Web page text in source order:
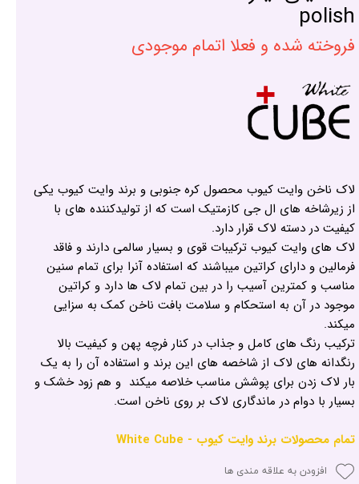
polish
فروخته شده و فعلا اتمام موجودی
لاک ناخن وایت کیوب محصول کره جنوبی و برند وایت کیوب یکی
از زیرشاخه های ال جی کازمتیک است که از تولیدکننده های با
کیفیت در دسته لاک قرار دارد.
لاک های وایت کیوب ترکیبات قوی و بسیار سالمی دارند و فاقد
فرمالین و دارای کراتین میباشند که استفاده آنرا برای تمام سنین
مناسب و کمترین آسیب را در بین تمام لاک ها دارد و کراتین
موجود در آن به استحکام و سلامت بافت ناخن کمک به سزایی
میکند.
ترکیب رنگ های کامل و جذاب در کنار فرچه پهن و کیفیت بالا
رنگدانه های لاک از شاخصه های این برند و استفاده آن را به یک
بار لاک زدن برای پوشش مناسب خلاصه میکند و هم زود خشک و
بسیار با دوام در ماندگاری لاک بر روی ناخن است.
تمام محصولات برند وایت کیوب - White Cube
افزودن به علاقه مندی ها